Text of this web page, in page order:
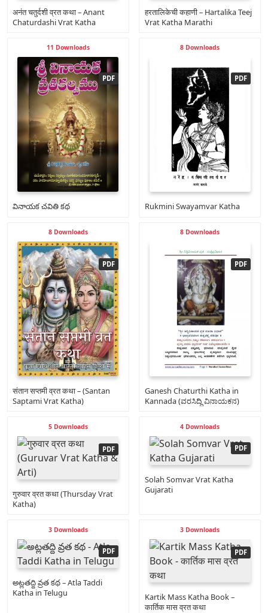
अनंत चतुर्दशी व्रत कथा – Anant
Chaturdashi Vrat Katha
हरतालिकेची कहाणी – Hartalika Teej
Vrat Katha Marathi
11 Downloads
వినాయక చవితి కథ
8 Downloads
Rukmini Swayamvar Katha
8 Downloads
संतान सप्तमी व्रत कथा – (Santan
Saptami Vrat Katha)
8 Downloads
Ganesh Chaturthi Katha in
Kannada (ವರಸಿದ್ಧಿ ವಿನಾಯಕನ)
5 Downloads
गुरुवार व्रत कथा (Thursday Vrat
Katha)
4 Downloads
Solah Somvar Vrat Katha
Gujarati
3 Downloads
అట్లతద్ది వ్రత కథ – Atla Taddi
Katha in Telugu
3 Downloads
Kartik Mass Katha Book –
कार्तिक मास व्रत कथा